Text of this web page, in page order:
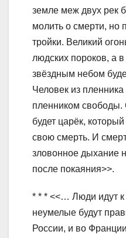
земле меж двух рек
молить о смерти, но
тройки. Великий
людских пороков, а
звёздным небом
Человек из
пленником свободы.
будет царёк,
свою смерть. И
зловонное дыхание
после покаяния>>.
* * * <<… Люди идут
неумелые будут
России, и во